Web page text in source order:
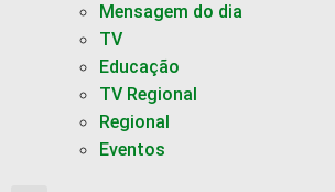
Mensagem do dia
TV
Educação
TV Regional
Regional
Eventos